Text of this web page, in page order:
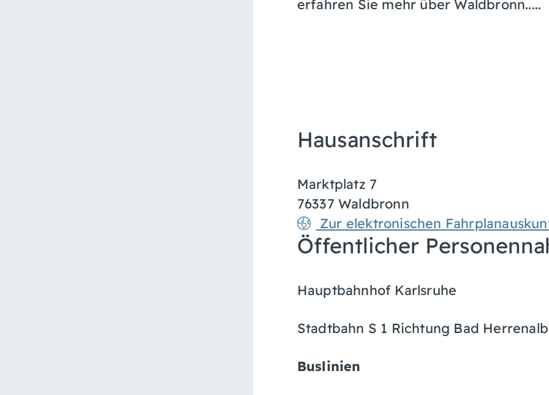
erfahren Sie mehr über Waldbronn.....
Hausanschrift
Marktplatz 7
76337 Waldbronn
Zur elektronischen
Öffentlicher
Hauptbahnhof Karlsruhe
Stadtbahn S 1 Richtung Bad
Buslinien